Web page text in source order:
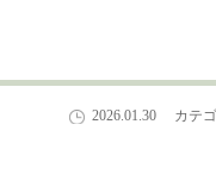
2026.01.30 カテ